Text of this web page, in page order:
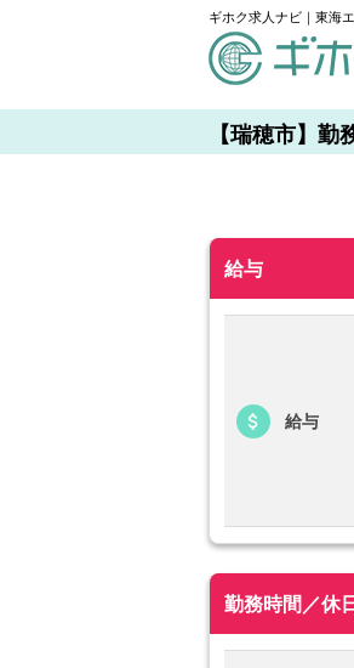
ギホク求人ナビ｜東海
【瑞穂市】
給与
給与
勤務時間／休日